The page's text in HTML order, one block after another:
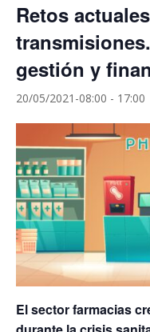
Retos
gestión y
20/05/2021-08:00 - 17:00
El sector farmacias